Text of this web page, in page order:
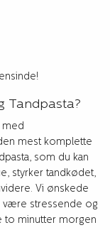
Tandpasta?
med
mest komplette
som du kan
styrker tandkødet,
Vi ønskede
være stressende og
to minutter morgen